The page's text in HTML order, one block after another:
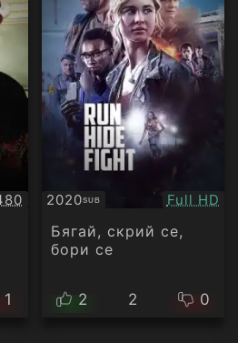
1
2020SUB
Субтитри Full HD
Бягай, скрий се,
бори се
2 2 0